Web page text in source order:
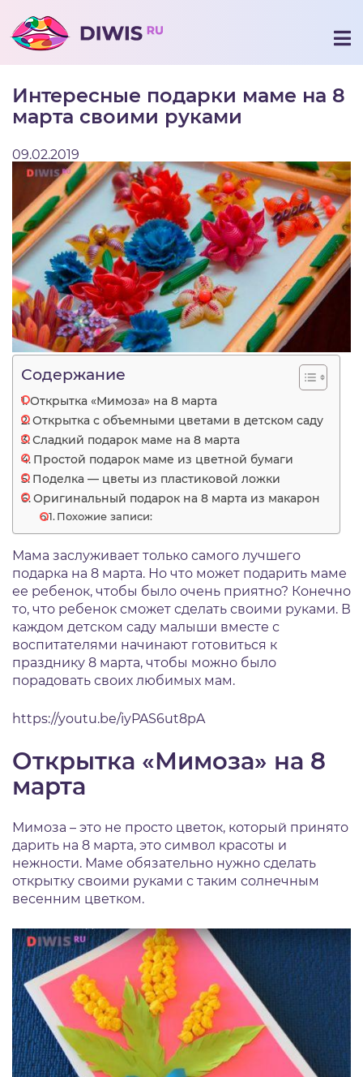
Интересные подарки маме на 8
марта своими руками
09.02.2019
Содержание
Открытка «Мимоза» на 8 марта
Открытка с объемными цветами в детском саду
Сладкий подарок маме на 8 марта
Простой подарок маме из цветной бумаги
Поделка — цветы из пластиковой ложки
Оригинальный подарок на 8 марта из макарон
Похожие записи:
Мама заслуживает только самого лучшего
подарка на 8 марта. Но что может подарить маме
ее ребенок, чтобы было очень приятно? Конечно
то, что ребенок сможет сделать своими руками. В
каждом детском саду малыши вместе с
воспитателями начинают готовиться к
празднику 8 марта, чтобы можно было
порадовать своих любимых мам.
https://youtu.be/iyPAS6ut8pA
Открытка «Мимоза» на 8
марта
Мимоза – это не просто цветок, который принято
дарить на 8 марта, это символ красоты и
нежности. Маме обязательно нужно сделать
открытку своими руками с таким солнечным
весенним цветком.